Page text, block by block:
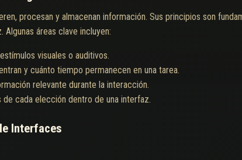
procesan y almacenan información. Sus principios son
áreas clave incluyen:
visuales o auditivos.
y cuánto tiempo permanecen en una tarea.
relevante durante la interacción.
cada elección dentro de una interfaz.
Interfaces